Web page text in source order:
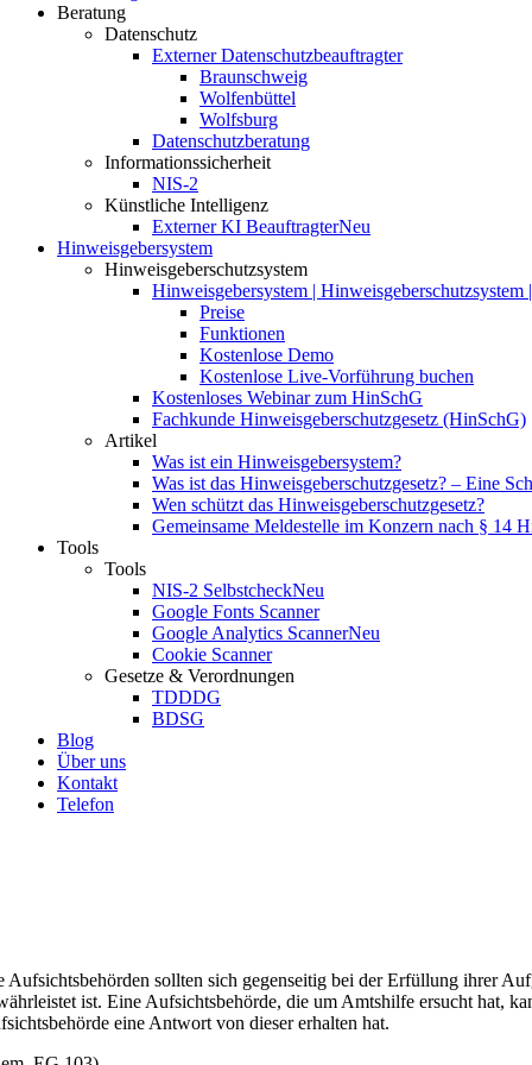
Beratung
Datenschutz
Externer Datenschutzbeauftragter
Braunschweig
Wolfenbüttel
Wolfsburg
Datenschutzberatung
Informationssicherheit
NIS-2
Künstliche Intelligenz
Externer KI BeauftragterNeu
Hinweisgebersystem
Hinweisgeberschutzsystem
Hinweisgebersystem | Hinweisgeberschutzsystem
Preise
Funktionen
Kostenlose Demo
Kostenlose Live-Vorführung buchen
Kostenloses Webinar zum HinSchG
Fachkunde Hinweisgeberschutzgesetz (HinSchG)
Artikel
Was ist ein Hinweisgebersystem?
Was ist das Hinweisgeberschutzgesetz? – Eine
Wen schützt das Hinweisgeberschutzgesetz?
Gemeinsame Meldestelle im Konzern nach § 14
Tools
Tools
NIS-2 SelbstcheckNeu
Google Fonts Scanner
Google Analytics ScannerNeu
Cookie Scanner
Gesetze & Verordnungen
TDDDG
BDSG
Blog
Über uns
Kontakt
Telefon
Aufsichtsbehörden sollten sich gegenseitig bei der Erfüllung ihrer
ist. Eine Aufsichtsbehörde, die um Amtshilfe ersucht hat,
eine Antwort von dieser erhalten hat.